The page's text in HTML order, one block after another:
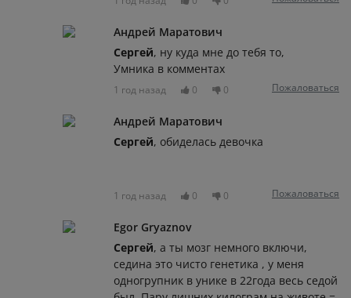
Андрей Маратович
Сергей, ну куда мне до тебя то,
Умника в комментах
1 год назад 0 0 Пожаловаться
Андрей Маратович
Сергей, обиделась девочка
1 год назад 0 0 Пожаловаться
Egor Gryaznov
Сергей, а ты мозг немного включи,
седина это чисто генетика , у меня
одногрупник в унике в 22года весь седой